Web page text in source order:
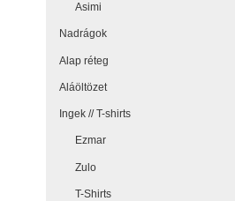
Asimi
Nadrágok
Alap réteg
Aláöltözet
Ingek // T-shirts
Ezmar
Zulo
T-Shirts